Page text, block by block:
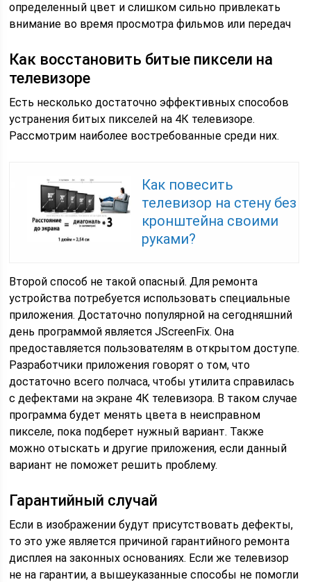
определенный цвет и слишком сильно привлекать
внимание во время просмотра фильмов или передач
Как восстановить битые пиксели на
телевизоре
Есть несколько достаточно эффективных способов
устранения битых пикселей на 4К телевизоре.
Рассмотрим наиболее востребованные среди них.
Как повесить
телевизор на стену без
кронштейна своими
руками?
Второй способ не такой опасный. Для ремонта
устройства потребуется использовать специальные
приложения. Достаточно популярной на сегодняшний
день программой является JScreenFix. Она
предоставляется пользователям в открытом доступе.
Разработчики приложения говорят о том, что
достаточно всего полчаса, чтобы утилита справилась
с дефектами на экране 4К телевизора. В таком случае
программа будет менять цвета в неисправном
пикселе, пока подберет нужный вариант. Также
можно отыскать и другие приложения, если данный
вариант не поможет решить проблему.
Гарантийный случай
Если в изображении будут присутствовать дефекты,
то это уже является причиной гарантийного ремонта
дисплея на законных основаниях. Если же телевизор
не на гарантии, а вышеуказанные способы не помогли